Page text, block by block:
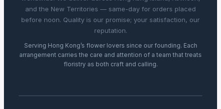
and the New Territories — same-day for orders placed
before noon. Quality is our promise; your satisfaction, our
reputation.
Serving Hong Kong’s flower lovers since our founding. Each
arrangement carries the care and attention of a team that treats
floristry as both craft and calling.